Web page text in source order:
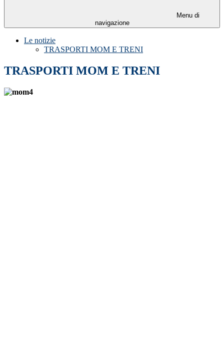
Menu di
navigazione
Le notizie
TRASPORTI MOM E TRENI
TRASPORTI MOM E TRENI